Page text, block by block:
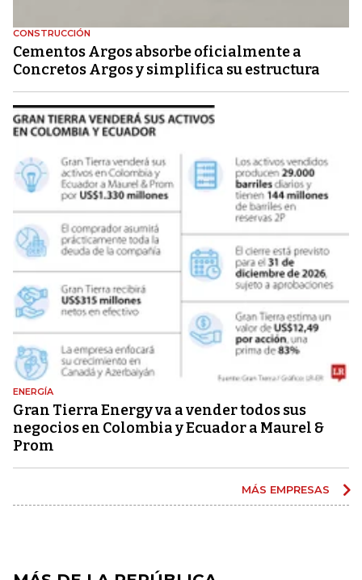
CONSTRUCCIÓN
Cementos Argos absorbe oficialmente a
Concretos Argos y simplifica su estructura
ENERGÍA
Gran Tierra Energy va a vender todos sus
negocios en Colombia y Ecuador a Maurel &
Prom
MÁS EMPRESAS